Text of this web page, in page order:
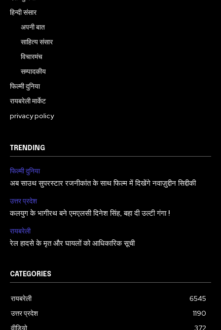
हिन्दी संसार
अपनी बात
साहित्य संसार
विचारमंच
सम्पादकीय
फिल्मी दुनिया
रायबरेली मार्केट
privacy policy
TRENDING
फिल्मी दुनिया
अब साउथ सुपरस्टार रजनीकांत के साथ फिल्म में दिखेंगे नवाज़ुद्दीन सिद्दीकी
उत्तर प्रदेश
कलयुग के भागीरथ बने एमएलसी दिनेश सिंह, बहा दी उल्टी गंगा !
रायबरेली
रेल हादसे के मृत और घायलों को आधिकारिक सूची
CATEGORIES
रायबरेली
6545
उत्तर प्रदेश
1190
वीडियो
372